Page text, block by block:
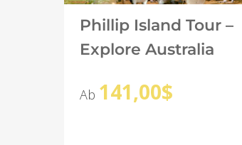
Phillip Island Tour –
Explore Australia
Ab 141,00$